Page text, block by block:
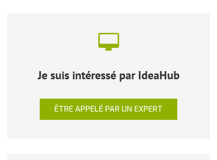
Je suis intéressé par IdeaHub
ÊTRE APPELÉ PAR UN EXPERT